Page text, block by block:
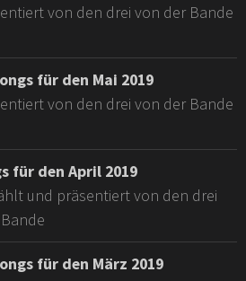
von den drei von der Bande
für den Mai 2019
von den drei von der Bande
für den April 2019
und präsentiert von den drei
für den März 2019